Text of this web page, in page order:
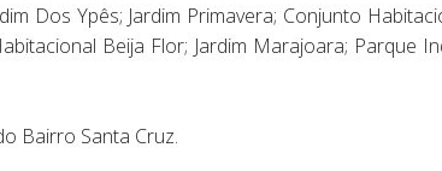
Dos Ypês; Jardim Primavera; Conjunto
Beija Flor; Jardim Marajoara; Parque
Bairro Santa Cruz.